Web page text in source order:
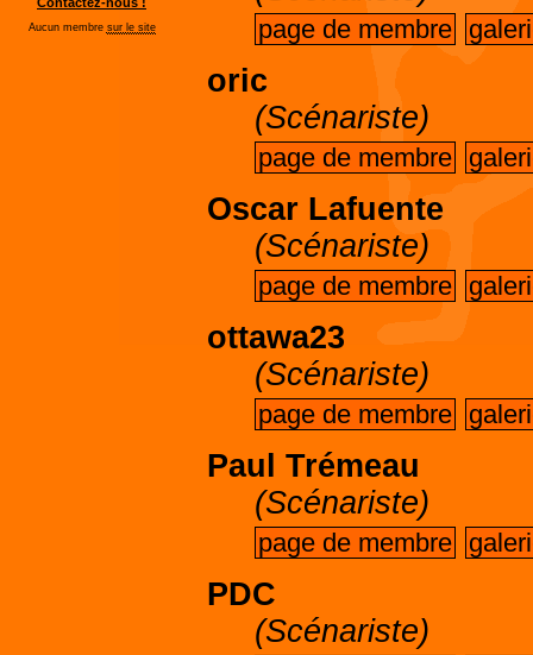
page de membre
oric
(Scénariste)
page de membre
Oscar Lafuente
(Scénariste)
page de membre
ottawa23
(Scénariste)
page de membre
Paul Trémeau
(Scénariste)
page de membre
PDC
(Scénariste)
Aucun membre sur le site